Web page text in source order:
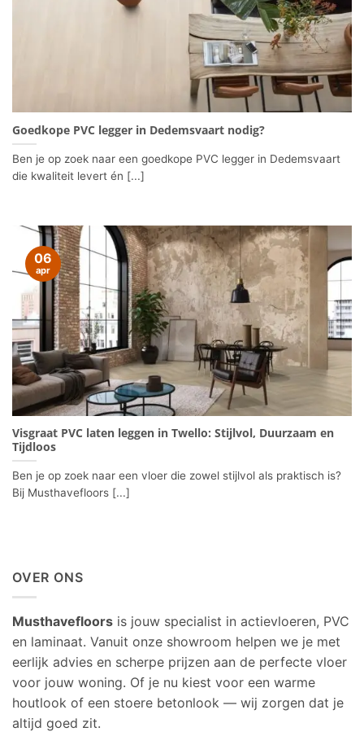
Goedkope PVC legger in Dedemsvaart nodig?
Ben je op zoek naar een goedkope PVC legger in Dedemsvaart
die kwaliteit levert én [...]
Visgraat PVC laten leggen in Twello: Stijlvol, Duurzaam en
Tijdloos
Ben je op zoek naar een vloer die zowel stijlvol als praktisch is?
Bij Musthavefloors [...]
06
apr
OVER ONS
Musthavefloors is jouw specialist in actievloeren, PVC
en laminaat. Vanuit onze showroom helpen we je met
eerlijk advies en scherpe prijzen aan de perfecte vloer
voor jouw woning. Of je nu kiest voor een warme
houtlook of een stoere betonlook — wij zorgen dat je
altijd goed zit.